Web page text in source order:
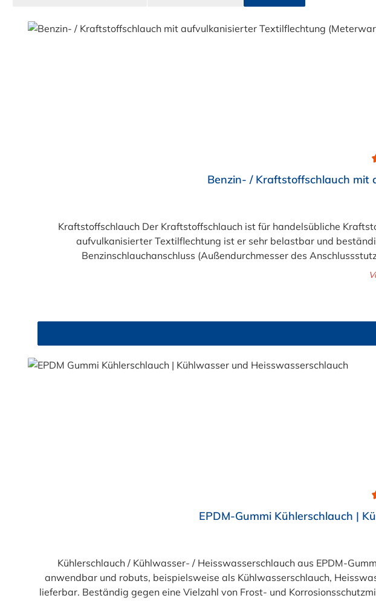
Produktgalerie überspringen
Durchschnittliche Bewertung von 5 von 5 SternenBenzin- / Kraftstoffschlauch
Kraftstoffschlauch Der Kraftstoffschlauch ist für handelsübliche
aufvulkanisierter Textilflechtung ist er sehr belastbar und
Benzinschlauchanschluss (Außendurchmesser des
(Außendurchmesser des Anschlussstutzen)Abmessung 9,0 x 15,0
Durchschnittliche Bewertung von 4 von 5 SternenEPDM-Gummi Kühlerschlauch |
Kühlerschlauch / Kühlwasser- / Heisswasserschlauch aus EPDM-
anwendbar und robuts, beispielsweise als Kühlwasserschlauch,
lieferbar. Beständig gegen eine Vielzahl von Frost- und